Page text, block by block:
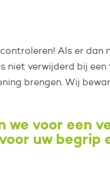
Als er dan
niet verwijderd bij
brengen. Wij
we voor een
uw begrip